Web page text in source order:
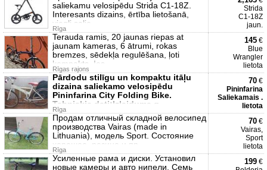
saliekamu velosipēdu Strida C1-18Z.
Interesants dizains, ērtība lietošanā,
viegli salie
Rīga
Strida
C1-18Z
jaun.
Terauda ramis, 20 jaunas riepas at
jaunam kameras, 6 ātrumi, rokas
bremzes, sēdekļa regulēšana, ļoti
kompakts. Ies
Rīgas rajons
145 €
Blue
Wrangler
lietota
Pārdodu stilīgu un kompaktu itāļu
dizaina saliekamo velosipēdu
Pininfarina City Folding Bike.
Tehniskie dati:Izlaiduma g
Rīga
70 €
Pininfarina
Saliekamais .
lietota
Продам отличный складной велосипед
производства Vairas (made in
Lithuania), модель Sport. Состояние
хорошее, резина и пр
Rīga
70 €
Vairas,
Sport
lietota
Усиленные рама и диски. Установил
новые камеры и авто нипели. Семь
199 €